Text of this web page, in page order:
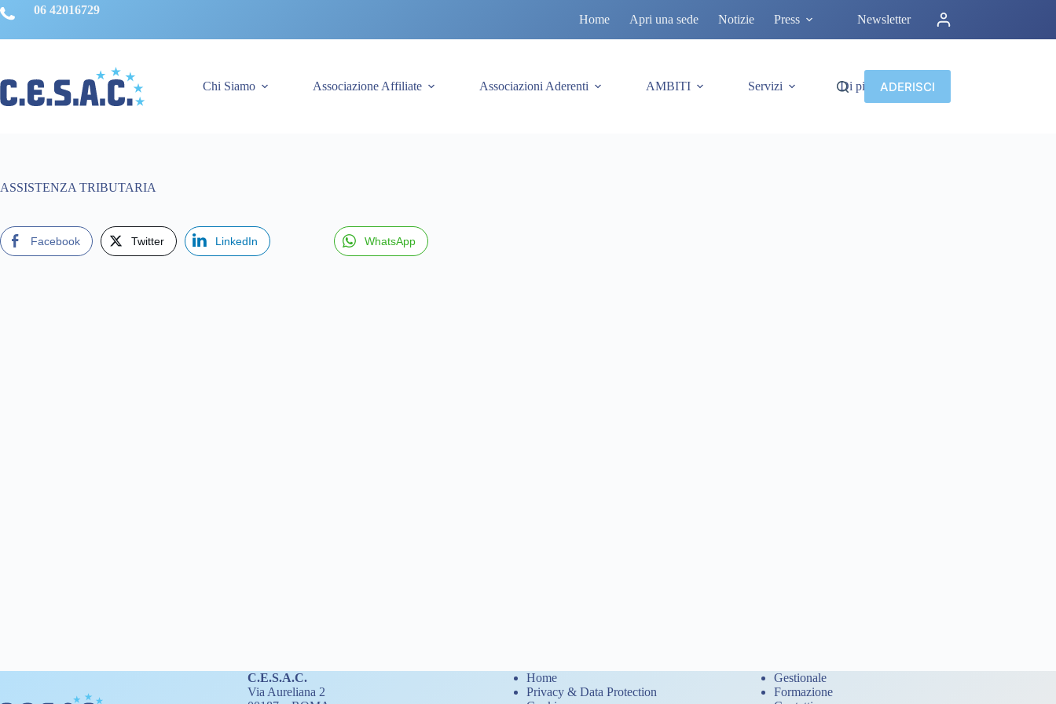
Salta
al
06 42016729
Home Apri una sede Notizie Press Newsletter
Chi Siamo Associazione Affiliate Associazioni Aderenti AMBITI Servizi Di più ADERISCI
ASSISTENZA TRIBUTARIA
Facebook Twitter LinkedIn WhatsApp
C.E.S.A.C.
Via Aureliana 2
Home
Privacy & Data Protection
Gestionale
Formazione